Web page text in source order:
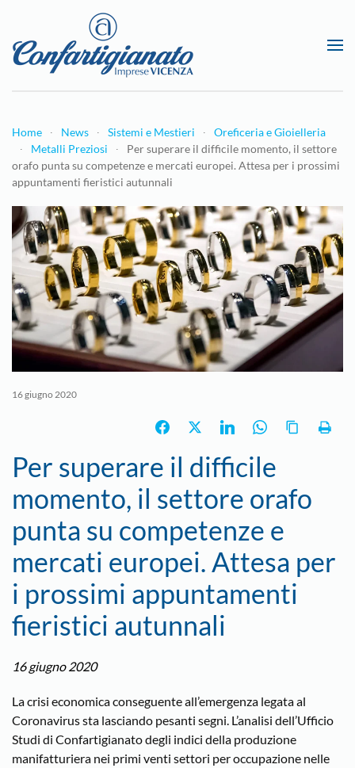
Passa al contenuto principale
Home News Sistemi e Mestieri
Oreficeria e Gioielleria
Metalli Preziosi
Per superare il difficile momento, il settore
orafo punta su competenze e mercati europei. Attesa per i prossimi
appuntamenti fieristici autunnali
16 giugno 2020
Per superare il difficile
momento, il settore orafo
punta su competenze e
mercati europei. Attesa per
i prossimi appuntamenti
fieristici autunnali
16 giugno 2020
La crisi economica conseguente all’emergenza legata al
Coronavirus sta lasciando pesanti segni. L’analisi dell’Ufficio
Studi di Confartigianato degli indici della produzione
manifatturiera nei primi venti settori per occupazione nelle